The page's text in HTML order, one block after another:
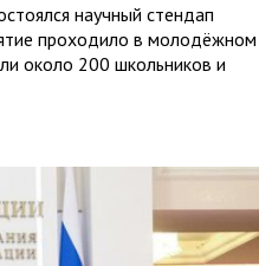
научный стендап
проходило в молодёжном
около 200 школьников и